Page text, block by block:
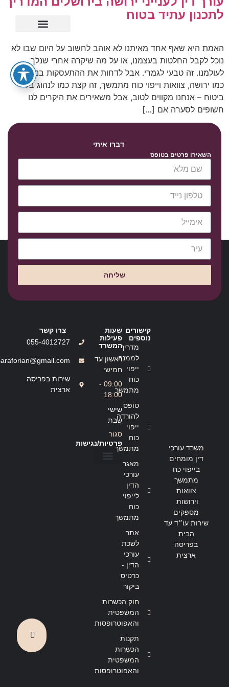
לתכנון עתיד בטוח
האמת היא שאף אחד מאיתנו לא אוהב לחשוב על היום שבו לא
נוכל לקבל החלטות בעצמנו, או על מה שיקרה אחרי שנלך
לעולמנו. זה טבעי לגמרי. אבל לדחות את ההתעסקות בנושאים
כמו ירושה, צוואות וייפוי כוח מתמשך, זה קצת כמו לנהוג בלי
ביטוח – אנחנו מקווים לטוב, אבל משאירים את היקרים לנו
חשופים לסערה אם […]
דברו איתי
השאירו פרטים בטופס
שליחה
משרד עורכי
דין מומחים
בייפוי כח
מתמשך
צוואות
וירושות
מספקים
שירות עו״ד עד
הבית
בפריסה
ארצית
קישורים
נוספים
מדריך
לממנה
ייפוי
כוח
מתמשך
טופס
להורדה
ייפוי
כוח
מתמשך
מאגר
עורכי
הדין
לייפוי
כוח
מתמשך
אתר
לשכת
עורכי
הדין -
כרטיס
ביקור
חוק הכשרות
המשפטית
והאפוטרופסות
תקנות
הכשרות
המשפטית
והאפוטרופסות
שעות
פעילות
המשרד
ראשון עד
חמישי
09:00 -
18:00
שישי
שבת
סגור
פרטיות/נגישות
צרו קשר
055-4012727
שירות בפריסה
ארצית